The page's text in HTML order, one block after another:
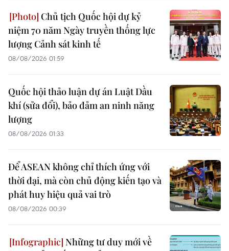
Chủ tịch Quốc hội dự kỷ
niệm 70 năm Ngày truyền thống lực
lượng Cảnh sát kinh tế
08/08/2026 01:59
Quốc hội thảo luận dự án Luật Dầu
khí (sửa đổi), bảo đảm an ninh năng
lượng
08/08/2026 01:33
Để ASEAN không chỉ thích ứng với
thời đại, mà còn chủ động kiến tạo và
phát huy hiệu quả vai trò
08/08/2026 00:39
Những tư duy mới về